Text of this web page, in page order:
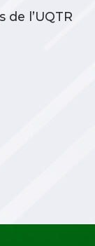
l’UQTR